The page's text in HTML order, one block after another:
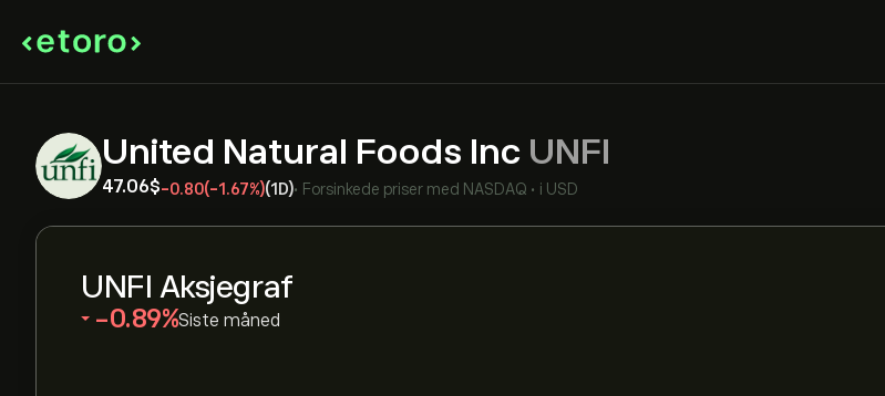
United Natural Foods Inc UNFI
47.06‎$‎-0.80(-1.67%)(1D)• Forsinkede priser med NASDAQ • i USD
UNFI Aksjegraf
‎-0.89‎ Siste måned